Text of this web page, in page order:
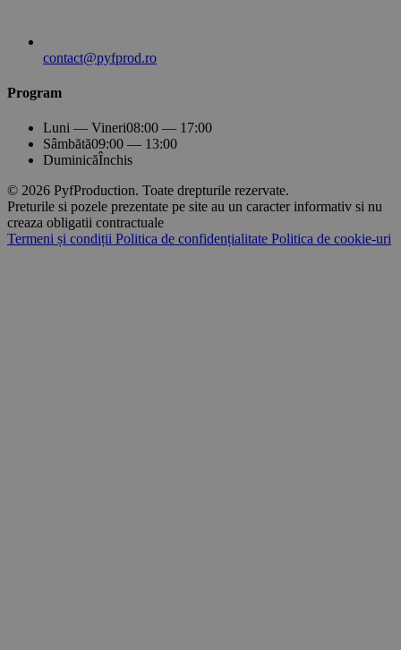
contact@pyfprod.ro
Program
Luni — Vineri08:00 — 17:00
Sâmbătă09:00 — 13:00
DuminicăÎnchis
© 2026 PyfProduction. Toate drepturile rezervate.
Preturile si pozele prezentate pe site au un caracter informativ si nu
creaza obligatii contractuale
Termeni și condiții Politica de confidențialitate Politica de cookie-uri